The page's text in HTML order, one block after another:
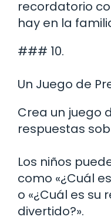
recordatorio
hay en la
### 10.
Un Juego de
Crea un juego
respuestas
Los niños
como «¿Cuál
o «¿Cuál es su
divertido?».